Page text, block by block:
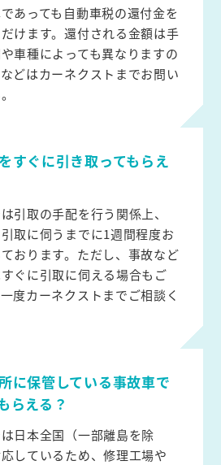
あっても自動車税の還付金を
けます。還付される金額は手
車種によっても異なりますの
どはカーネクストまでお問い
すぐに引き取ってもらえ
引取の手配を行う関係上、
取に伺うまでに1週間程度お
おります。ただし、事故など
ぐに引取に伺える場合もご
度カーネクストまでご相談く
に保管している事故車で
らえる？
日本全国（一部離島を除
しているため、修理工場や